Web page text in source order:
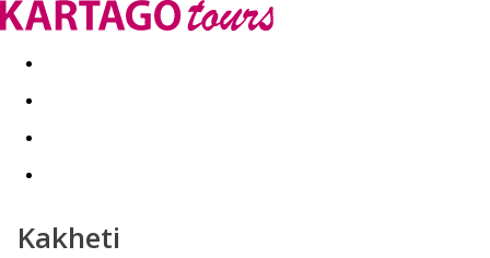
Last minute Dovolenkové kluby
Kakheti